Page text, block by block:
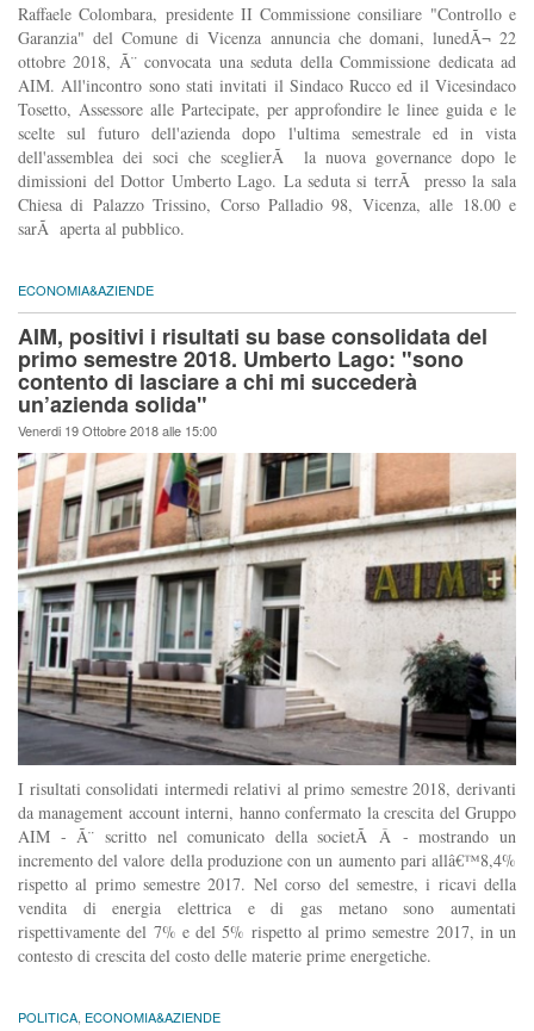
Raffaele Colombara, presidente II Commissione consiliare "Controllo e
Garanzia" del Comune di Vicenza annuncia che domani, lunedÃ¬ 22
ottobre 2018, Ã¨ convocata una seduta della Commissione dedicata ad
AIM. All'incontro sono stati invitati il Sindaco Rucco ed il Vicesindaco
Tosetto, Assessore alle Partecipate, per approfondire le linee guida e le
scelte sul futuro dell'azienda dopo l'ultima semestrale ed in vista
dell'assemblea dei soci che sceglierÃ la nuova governance dopo le
dimissioni del Dottor Umberto Lago. La seduta si terrÃ presso la sala
Chiesa di Palazzo Trissino, Corso Palladio 98, Vicenza, alle 18.00 e
sarÃ aperta al pubblico.
ECONOMIA&AZIENDE
AIM, positivi i risultati su base consolidata del
primo semestre 2018. Umberto Lago: "sono
contento di lasciare a chi mi succederà
un’azienda solida"
Venerdi 19 Ottobre 2018 alle 15:00
I risultati consolidati intermedi relativi al primo semestre 2018, derivanti
da management account interni, hanno confermato la crescita del Gruppo
AIM - Ã¨ scritto nel comunicato della societÃ Â - mostrando un
incremento del valore della produzione con un aumento pari allâ€™8,4%
rispetto al primo semestre 2017. Nel corso del semestre, i ricavi della
vendita di energia elettrica e di gas metano sono aumentati
rispettivamente del 7% e del 5% rispetto al primo semestre 2017, in un
contesto di crescita del costo delle materie prime energetiche.
POLITICA ECONOMIA&AZIENDE